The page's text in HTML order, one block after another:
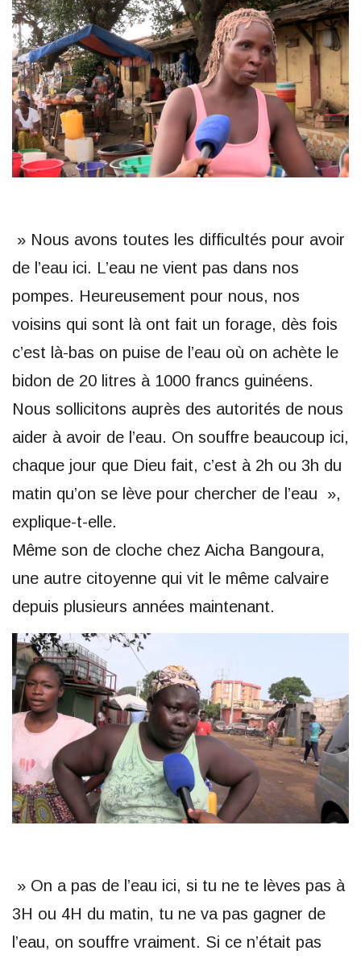
» Nous avons toutes les difficultés pour avoir
de l’eau ici. L’eau ne vient pas dans nos
pompes. Heureusement pour nous, nos
voisins qui sont là ont fait un forage, dès fois
c’est là-bas on puise de l’eau où on achète le
bidon de 20 litres à 1000 francs guinéens.
Nous sollicitons auprès des autorités de nous
aider à avoir de l’eau. On souffre beaucoup ici,
chaque jour que Dieu fait, c’est à 2h ou 3h du
matin qu’on se lève pour chercher de l’eau »,
explique-t-elle.
Même son de cloche chez Aicha Bangoura,
une autre citoyenne qui vit le même calvaire
depuis plusieurs années maintenant.
» On a pas de l’eau ici, si tu ne te lèves pas à
3H ou 4H du matin, tu ne va pas gagner de
l’eau, on souffre vraiment. Si ce n’était pas